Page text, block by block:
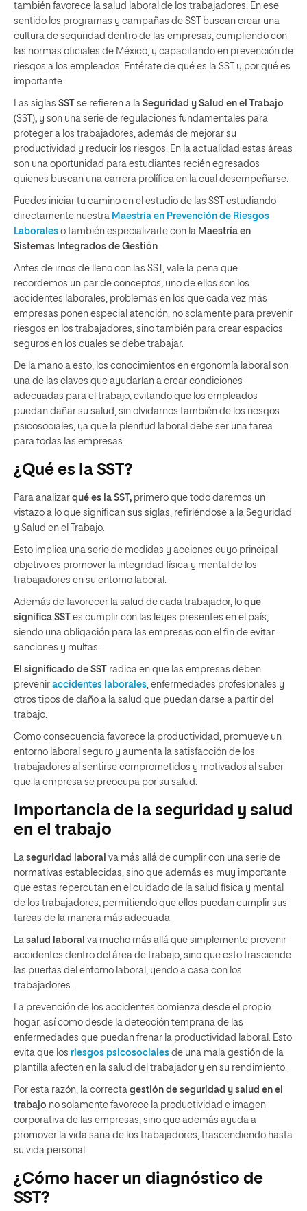
también favorece la salud laboral de los trabajadores. En ese
sentido los programas y campañas de SST buscan crear una
cultura de seguridad dentro de las empresas, cumpliendo con
las normas oficiales de México, y capacitando en prevención de
riesgos a los empleados. Entérate de qué es la SST y por qué es
importante.
Las siglas SST se refieren a la Seguridad y Salud en el Trabajo
(SST), y son una serie de regulaciones fundamentales para
proteger a los trabajadores, además de mejorar su
productividad y reducir los riesgos. En la actualidad estas áreas
son una oportunidad para estudiantes recién egresados
quienes buscan una carrera prolífica en la cual desempeñarse.
Puedes iniciar tu camino en el estudio de las SST estudiando
directamente nuestra Maestría en Prevención de Riesgos
Laborales o también especializarte con la Maestría en
Sistemas Integrados de Gestión
Antes de irnos de lleno con las SST, vale la pena que
recordemos un par de conceptos, uno de ellos son los
accidentes laborales, problemas en los que cada vez más
empresas ponen especial atención, no solamente para prevenir
riesgos en los trabajadores, sino también para crear espacios
seguros en los cuales se debe trabajar.
De la mano a esto, los conocimientos en ergonomía laboral son
una de las claves que ayudarían a crear condiciones
adecuadas para el trabajo, evitando que los empleados
puedan dañar su salud, sin olvidarnos también de los riesgos
psicosociales, ya que la plenitud laboral debe ser una tarea
para todas las empresas.
¿Qué es la SST?
Para analizar qué es la SST, primero que todo daremos un
vistazo a lo que significan sus siglas, refiriéndose a la Seguridad
y Salud en el Trabajo.
Esto implica una serie de medidas y acciones cuyo principal
objetivo es promover la integridad física y mental de los
trabajadores en su entorno laboral.
Además de favorecer la salud de cada trabajador, lo que
significa SST es cumplir con las leyes presentes en el país,
siendo una obligación para las empresas con el fin de evitar
sanciones y multas.
El significado de SST radica en que las empresas deben
prevenir accidentes laborales , enfermedades profesionales y
otros tipos de daño a la salud que puedan darse a partir del
trabajo.
Como consecuencia favorece la productividad, promueve un
entorno laboral seguro y aumenta la satisfacción de los
trabajadores al sentirse comprometidos y motivados al saber
que la empresa se preocupa por su salud.
Importancia de la seguridad y salud
en el trabajo
La seguridad laboral va más allá de cumplir con una serie de
normativas establecidas, sino que además es muy importante
que estas repercutan en el cuidado de la salud física y mental
de los trabajadores, permitiendo que ellos puedan cumplir sus
tareas de la manera más adecuada.
La salud laboral va mucho más allá que simplemente prevenir
accidentes dentro del área de trabajo, sino que esto trasciende
las puertas del entorno laboral, yendo a casa con los
trabajadores.
La prevención de los accidentes comienza desde el propio
hogar, así como desde la detección temprana de las
enfermedades que puedan frenar la productividad laboral. Esto
evita que los riesgos psicosociales de una mala gestión de la
plantilla afecten en la salud del trabajador y en su rendimiento.
Por esta razón, la correcta gestión de seguridad y salud en el
trabajo no solamente favorece la productividad e imagen
corporativa de las empresas, sino que además ayuda a
promover la vida sana de los trabajadores, trascendiendo hasta
su vida personal.
¿Cómo hacer un diagnóstico de
SST?